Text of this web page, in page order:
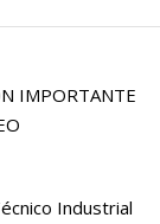
IMPORTANTE
Industrial